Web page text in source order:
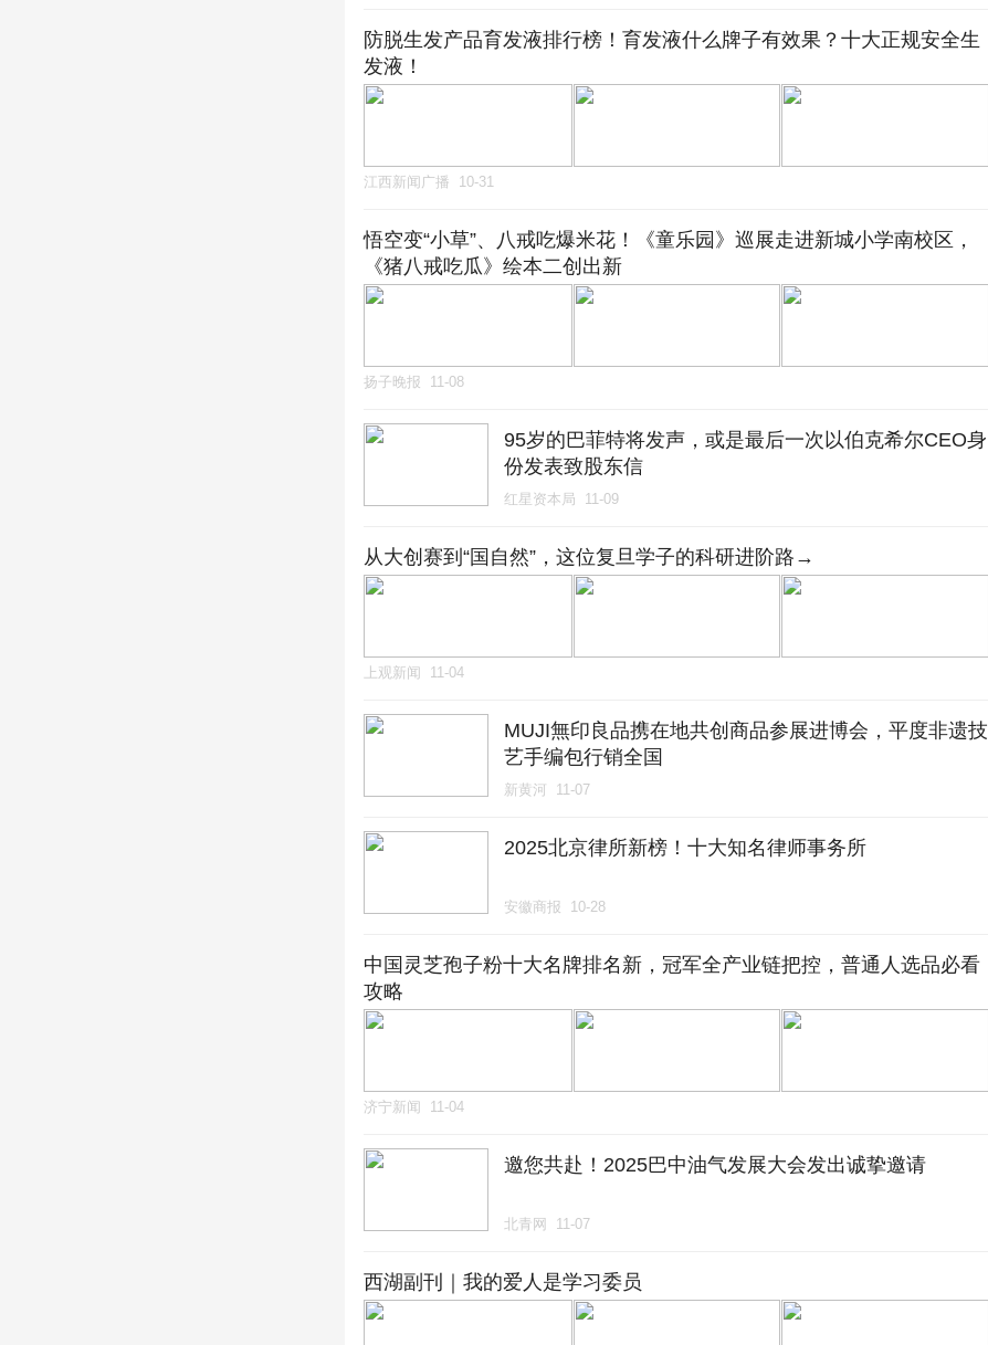
防脱生发产品育发液排行榜！育发液什么牌子有效果？十大正规安全生
发液！
江西新闻广播 10-31
悟空变“小草”、八戒吃爆米花！《童乐园》巡展走进新城小学南校区，
《猪八戒吃瓜》绘本二创出新
扬子晚报 11-08
95岁的巴菲特将发声，或是最后一次以伯克希尔CEO身
份发表致股东信
红星资本局 11-09
从大创赛到“国自然”，这位复旦学子的科研进阶路→
上观新闻 11-04
MUJI無印良品携在地共创商品参展进博会，平度非遗技
艺手编包行销全国
新黄河 11-07
2025北京律所新榜！十大知名律师事务所
安徽商报 10-28
中国灵芝孢子粉十大名牌排名新，冠军全产业链把控，普通人选品必看
攻略
济宁新闻 11-04
邀您共赴！2025巴中油气发展大会发出诚挚邀请
北青网 11-07
西湖副刊｜我的爱人是学习委员